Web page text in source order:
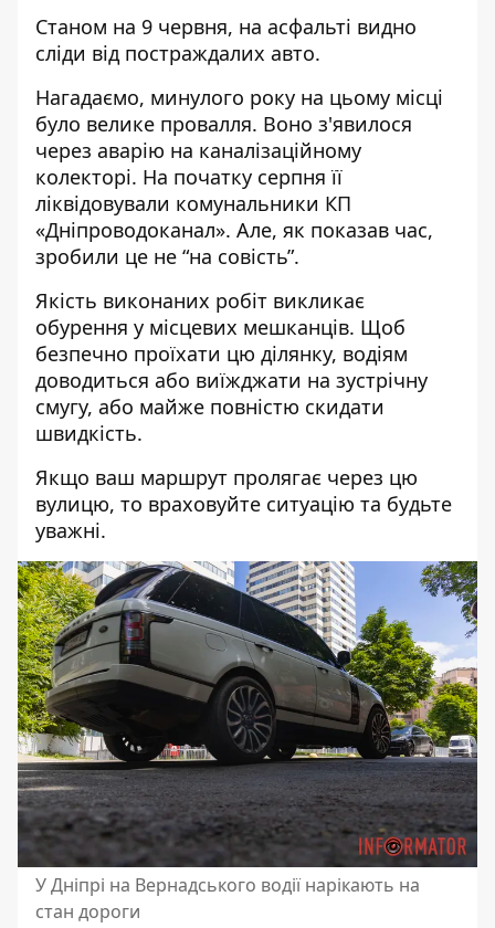
Станом на 9 червня, на асфальті видно
сліди від постраждалих авто.
Нагадаємо, минулого року на цьому місці
було велике провалля. Воно з'явилося
через аварію на каналізаційному
колекторі. На початку серпня її
ліквідовували комунальники КП
«Дніпроводоканал». Але, як показав час,
зробили це не “на совість”.
Якість виконаних робіт викликає
обурення у місцевих мешканців. Щоб
безпечно проїхати цю ділянку, водіям
доводиться або виїжджати на зустрічну
смугу, або майже повністю скидати
швидкість.
Якщо ваш маршрут пролягає через цю
вулицю, то враховуйте ситуацію та будьте
уважні.
У Дніпрі на Вернадського водії нарікають на
стан дороги